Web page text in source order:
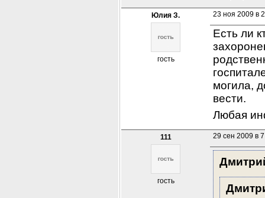
Юлия З.
гость
23 ноя 2009 в
Есть ли
могила,
вести.
Любая
111
гость
29 сен 2009 в